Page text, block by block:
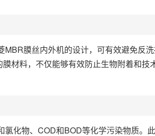
膜丝内外机的设计，可有效避免反
材料，不仅能够有效防止生物附着和技
化物、COD和BOD等化学污染物质。